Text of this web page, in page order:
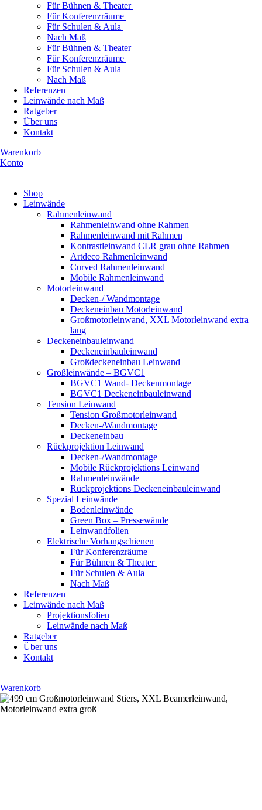
Für Bühnen & Theater
Für Konferenzräume
Für Schulen & Aula
Nach Maß
Für Bühnen & Theater
Für Konferenzräume
Für Schulen & Aula
Nach Maß
Referenzen
Leinwände nach Maß
Ratgeber
Über uns
Kontakt
Warenkorb
Konto
Shop
Leinwände
Rahmenleinwand
Rahmenleinwand ohne Rahmen
Rahmenleinwand mit Rahmen
Kontrastleinwand CLR grau ohne Rahmen
Artdeco Rahmenleinwand
Curved Rahmenleinwand
Mobile Rahmenleinwand
Motorleinwand
Decken-/ Wandmontage
Deckeneinbau Motorleinwand
Großmotorleinwand, XXL Motorleinwand extra
lang
Deckeneinbauleinwand
Deckeneinbauleinwand
Großdeckeneinbau Leinwand
Großleinwände – BGVC1
BGVC1 Wand- Deckenmontage
BGVC1 Deckeneinbauleinwand
Tension Leinwand
Tension Großmotorleinwand
Decken-/Wandmontage
Deckeneinbau
Rückprojektion Leinwand
Decken-/Wandmontage
Mobile Rückprojektions Leinwand
Rahmenleinwände
Rückprojektions Deckeneinbauleinwand
Spezial Leinwände
Bodenleinwände
Green Box – Pressewände
Leinwandfolien
Elektrische Vorhangschienen
Für Konferenzräume
Für Bühnen & Theater
Für Schulen & Aula
Nach Maß
Referenzen
Leinwände nach Maß
Projektionsfolien
Leinwände nach Maß
Ratgeber
Über uns
Kontakt
Warenkorb